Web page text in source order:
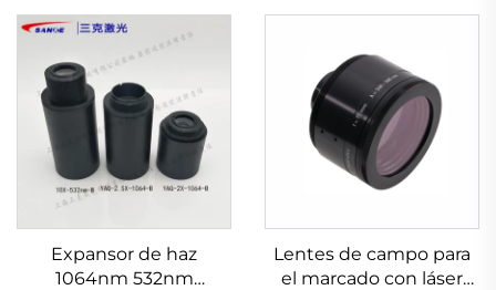
Expansor de haz
1064nm 532nm
Lentes de campo para
el marcado con láser